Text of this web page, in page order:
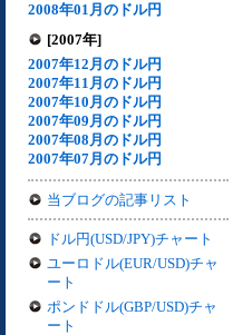
2008年01月のドル円
[2007年]
2007年12月のドル円
2007年11月のドル円
2007年10月のドル円
2007年09月のドル円
2007年08月のドル円
2007年07月のドル円
当ブログの記事リスト
ドル円(USD/JPY)チャート
ユーロドル(EUR/USD)チャ
ート
ポンドドル(GBP/USD)チャ
ート